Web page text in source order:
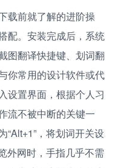
载前就了解的进阶操
配。安装完成后，系统
图翻译快捷键、划词翻
你常用的设计软件或代
设置界面，根据个人习
流不被中断的关键一
“Alt+1”，将划词开关设
外网时，手指几乎不需